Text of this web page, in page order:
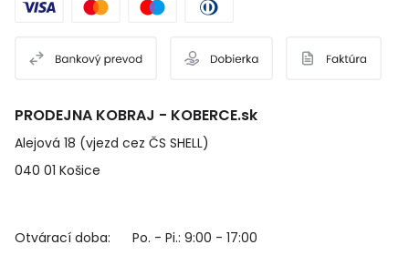
PRODEJNA KOBRAJ - KOBERCE.sk
Alejová 18 (vjezd cez ČS SHELL)
040 01 Košice
Otvárací doba:
Po. - Pi.: 9:00 - 17:00